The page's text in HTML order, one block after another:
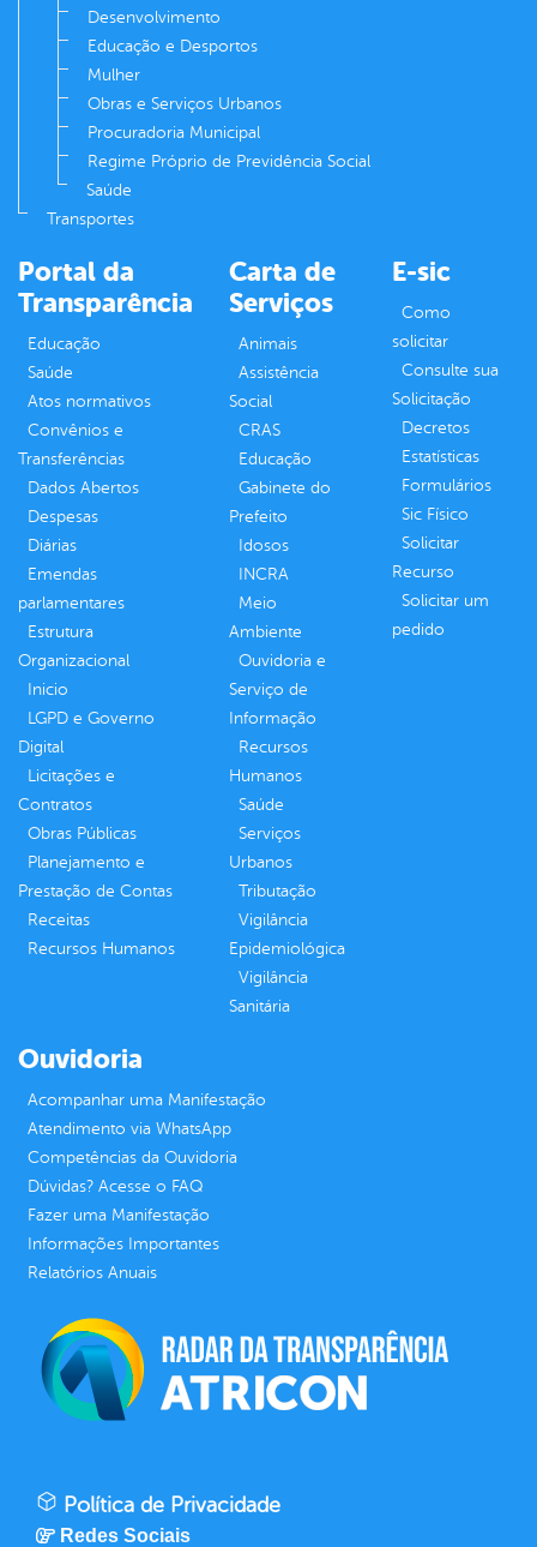
Desenvolvimento
Educação e Desportos
Mulher
Obras e Serviços Urbanos
Procuradoria Municipal
Regime Próprio de Previdência Social
Saúde
Transportes
Portal da
Transparência
Educação
Saúde
Atos normativos
Convênios e
Transferências
Dados Abertos
Despesas
Diárias
Emendas
parlamentares
Estrutura
Organizacional
Inicio
LGPD e Governo
Digital
Licitações e
Contratos
Obras Públicas
Planejamento e
Prestação de Contas
Receitas
Recursos Humanos
Carta de
Serviços
Animais
Assistência
Social
CRAS
Educação
Gabinete do
Prefeito
Idosos
INCRA
Meio
Ambiente
Ouvidoria e
Serviço de
Informação
Recursos
Humanos
Saúde
Serviços
Urbanos
Tributação
Vigilância
Epidemiológica
Vigilância
Sanitária
E-sic
Como
solicitar
Consulte sua
Solicitação
Decretos
Estatísticas
Formulários
Sic Físico
Solicitar
Recurso
Solicitar um
pedido
Ouvidoria
Acompanhar uma Manifestação
Atendimento via WhatsApp
Competências da Ouvidoria
Dúvidas? Acesse o FAQ
Fazer uma Manifestação
Informações Importantes
Relatórios Anuais
Política de Privacidade
Redes Sociais